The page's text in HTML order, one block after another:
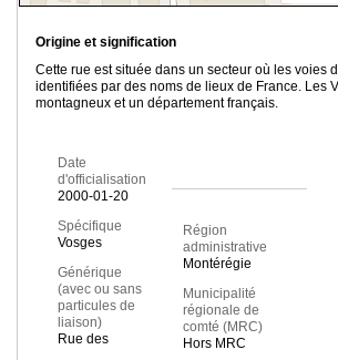
Origine et signification
Cette rue est située dans un secteur où les voies
identifiées par des noms de lieux de France. Les
montagneux et un département français.
Date
d'officialisation
2000-01-20
Spécifique
Vosges
Générique
(avec ou sans
particules de
liaison)
Rue des
Région
administrative
Montérégie
Municipalité
régionale de
comté (MRC)
Hors MRC